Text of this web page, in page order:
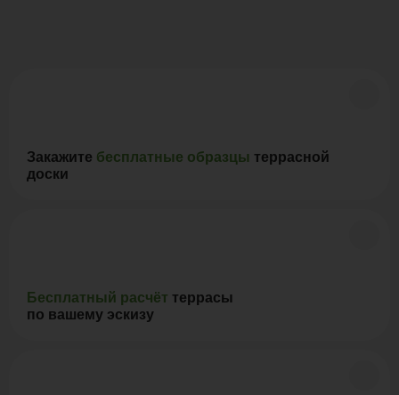
Закажите бесплатные образцы террасной
доски
Бесплатный расчёт террасы
по вашему эскизу